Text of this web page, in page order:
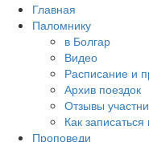
Главная
Паломнику
в Болгар
Видео
Расписание и
Архив поездок
Отзывы
Как записаться
Проповеди